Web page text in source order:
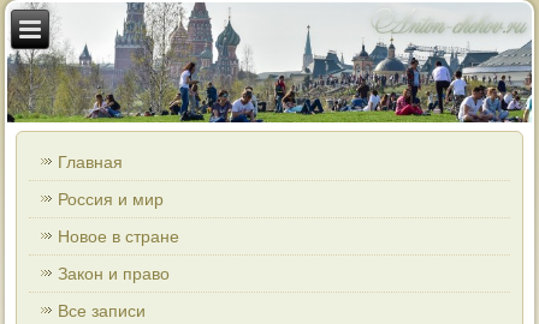
Главная
Россия и мир
Новое в стране
Закон и право
Все записи